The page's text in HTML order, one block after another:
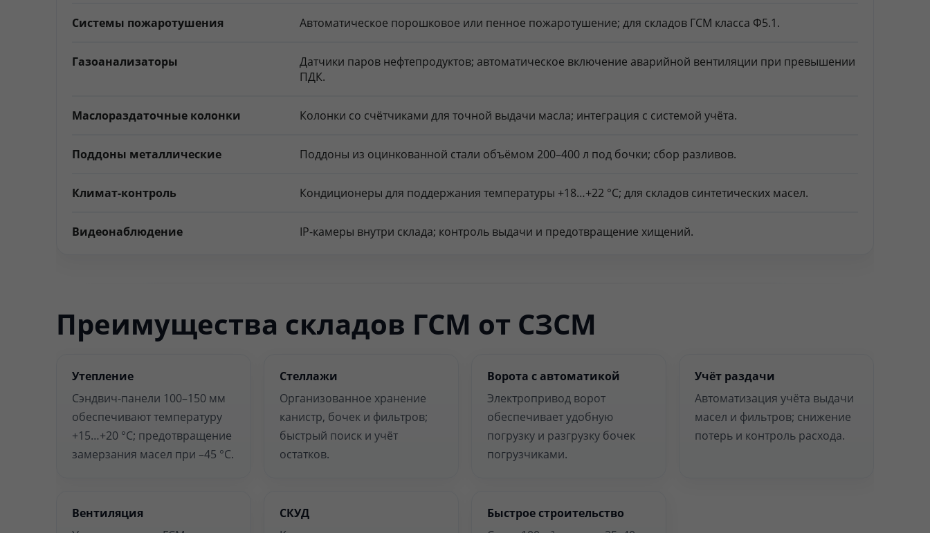
Системы пожаротушения Автоматическое порошковое или пенное пожаротушение; для складов ГСМ класса Ф5.1.
Газоанализаторы
Датчики паров нефтепродуктов; автоматическое включение аварийной вентиляции при превышении
ПДК.
Маслораздаточные колонки Колонки со счётчиками для точной выдачи масла; интеграция с системой учёта.
Поддоны металлические Поддоны из оцинкованной стали объёмом 200–400 л под бочки; сбор разливов.
Климат-контроль Кондиционеры для поддержания температуры +18…+22 °C; для складов синтетических масел.
Видеонаблюдение IP-камеры внутри склада; контроль выдачи и предотвращение хищений.
Преимущества складов ГСМ от СЗСМ
Утепление
Сэндвич-панели 100–150 мм
обеспечивают температуру
+15…+20 °C; предотвращение
замерзания масел при –45 °C.
Стеллажи
Организованное хранение
канистр, бочек и фильтров;
быстрый поиск и учёт
остатков.
Ворота с автоматикой
Электропривод ворот
обеспечивает удобную
погрузку и разгрузку бочек
погрузчиками.
Учёт раздачи
Автоматизация учёта выдачи
масел и фильтров; снижение
потерь и контроль расхода.
Вентиляция
СКУД
Быстрое строительство